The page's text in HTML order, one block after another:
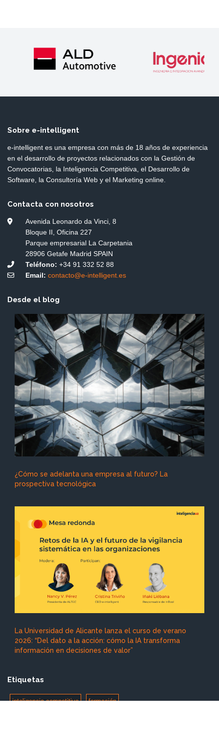
Sobre e-intelligent
e-intelligent es una empresa con más de 18 años de experiencia
en el desarrollo de proyectos relacionados con la Gestión de
Convocatorias, la Inteligencia Competitiva, el Desarrollo de
Software, la Consultoría Web y el Marketing online.
Contacta con nosotros
Avenida Leonardo da Vinci, 8
Bloque II, Oficina 227
Parque empresarial La Carpetania
28906 Getafe Madrid SPAIN
Teléfono: +34 91 332 52 88
Email: contacto@e-intelligent.es
Desde el blog
¿Cómo se adelanta una empresa al futuro? La
prospectiva tecnológica
La Universidad de Alicante lanza el curso de verano
2026: “Del dato a la acción: cómo la IA transforma
información en decisiones de valor”
Etiquetas
inteligencia competitiva formación